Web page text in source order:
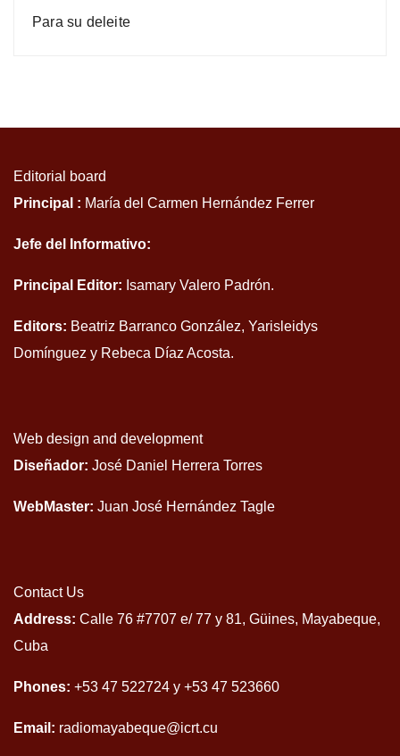
Para su deleite
Editorial board
Principal : María del Carmen Hernández Ferrer
Jefe del Informativo:
Principal Editor: Isamary Valero Padrón.
Editors: Beatriz Barranco González, Yarisleidys
Domínguez y Rebeca Díaz Acosta.
Web design and development
Diseñador: José Daniel Herrera Torres
WebMaster: Juan José Hernández Tagle
Contact Us
Address: Calle 76 #7707 e/ 77 y 81, Güines, Mayabeque,
Cuba
Phones: +53 47 522724 y +53 47 523660
Email: radiomayabeque@icrt.cu